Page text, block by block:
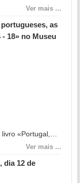
Ver mais ...
as
18» no Museu
«Portugal,…
Ver mais ...
dia 12 de